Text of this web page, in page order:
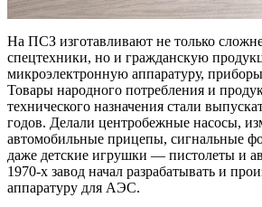
На ПСЗ изготавливают не только
спецтехники, но и гражданскую
микроэлектронную аппаратуру,
Товары народного потребления и
технического назначения стали
годов. Делали центробежные насосы,
автомобильные прицепы, сигнальные
даже детские игрушки — пистолеты и
1970-х завод начал разрабатывать и
аппаратуру для АЭС.